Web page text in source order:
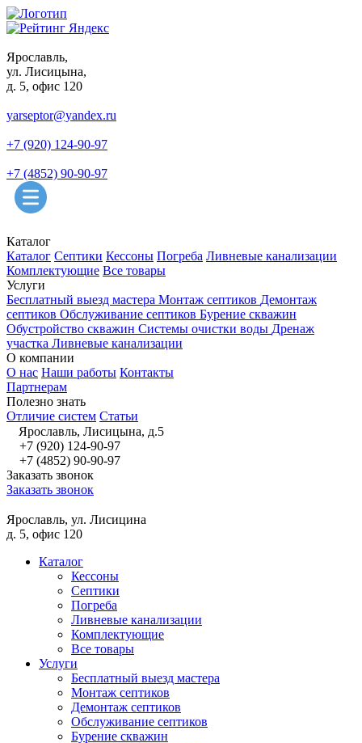
Ярославль,
ул. Лисицына,
д. 5, офис 120
yarseptor@yandex.ru
+7 (920) 124-90-97
+7 (4852) 90-90-97
Каталог
Каталог Септики Кессоны Погреба Ливневые канализации
Комплектующие Все товары
Услуги
Бесплатный выезд мастера Монтаж септиков Демонтаж
септиков Обслуживание септиков Бурение скважин
Обустройство скважин Системы очистки воды Дренаж
участка Ливневые канализации
О компании
О нас Наши работы Контакты
Партнерам
Полезно знать
Отличие систем Статьи
Ярославль, Лисицына, д.5
+7 (920) 124-90-97
+7 (4852) 90-90-97
Заказать звонок
Заказать звонок
Ярославль, ул. Лисицина
д. 5, офис 120
Каталог
Кессоны
Септики
Погреба
Ливневые канализации
Комплектующие
Все товары
Услуги
Бесплатный выезд мастера
Монтаж септиков
Демонтаж септиков
Обслуживание септиков
Бурение скважин